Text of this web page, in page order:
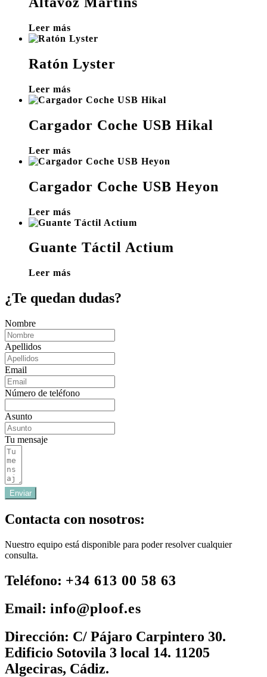
Leer más
Ratón Lyster
Leer más
Cargador Coche USB Hikal
Leer más
Cargador Coche USB Heyon
Leer más
Guante Táctil Actium
Leer más
¿Te quedan dudas?
Nombre
Apellidos
Email
Número de teléfono
Asunto
Tu mensaje
Enviar
Contacta con nosotros:
Nuestro equipo está disponible para poder resolver cualquier
consulta.
Teléfono: +34 613 00 58 63
Email: info@ploof.es
Dirección: C/ Pájaro Carpintero 30.
Edificio Sotovila 3 local 14. 11205
Algeciras, Cádiz.